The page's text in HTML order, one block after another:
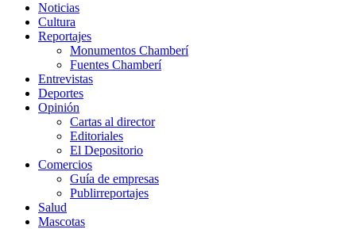
Noticias
Cultura
Reportajes
Monumentos Chamberí
Fuentes Chamberí
Entrevistas
Deportes
Opinión
Cartas al director
Editoriales
El Depositorio
Comercios
Guía de empresas
Publirreportajes
Salud
Mascotas